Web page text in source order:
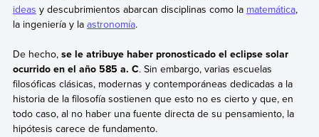
ideas y descubrimientos abarcan disciplinas como la matemática,
la ingeniería y la astronomía.
De hecho, se le atribuye haber pronosticado el eclipse solar
ocurrido en el año 585 a. C. Sin embargo, varias escuelas
filosóficas clásicas, modernas y contemporáneas dedicadas a la
historia de la filosofía sostienen que esto no es cierto y que, en
todo caso, al no haber una fuente directa de su pensamiento, la
hipótesis carece de fundamento.